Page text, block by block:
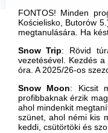
FONTOS! Minden
Kościelisko, Butorów
megtanulására. Ha
Snow Trip: Rövid
vezetésével. Kezdés
óra. A 2025/26-os
Snow Moon: Kicsit
profibbaknak érzik
ahol mindenkit
szünet, ahol némi kis
keddi, csütörtöki és